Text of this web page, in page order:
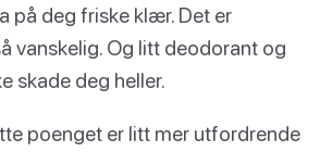
på deg friske klær. Det er
vanskelig. Og litt deodorant og
skade deg heller.
poenget er litt mer utfordrende